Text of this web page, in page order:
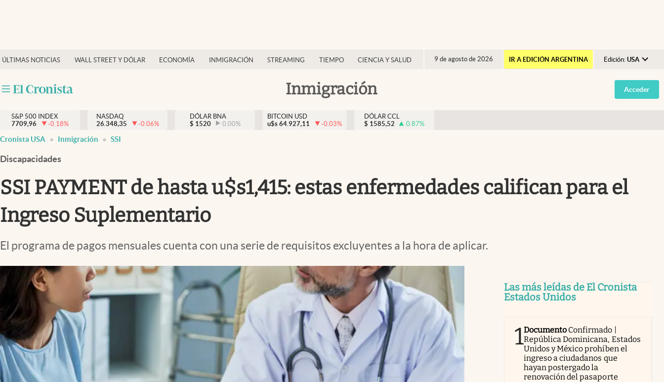
ÚLTIMAS NOTICIAS WALL STREET Y DÓLAR ECONOMÍA INMIGRACIÓN STREAMING TIEMPO CIENCIA Y SALUD 9 de agosto de 2026 IR A EDICIÓN ARGENTINA Edición: USA
Argentina
España
Inmigración
Finanzas y economía
Inmigración
Trending
Streaming
PC y mobile
Lifestyle
Acceder
S&P 500 INDEX
7709,96
-0.18%
NASDAQ
26.348,35
-0.06%
DÓLAR BNA
$ 1520 0.00%
BITCOIN USD
u$s 64.927,11 -0.03%
DÓLAR CCL
$ 1585,52 0.87%
Cronista USA Inmigración SSI
Discapacidades
SSI PAYMENT de hasta u$s1,415: estas enfermedades califican para el
Ingreso Suplementario
El programa de pagos mensuales cuenta con una serie de requisitos excluyentes a la hora de aplicar.
Las más leídas de El Cronista
Estados Unidos
1Documento Confirmado |
República Dominicana, Estados
Unidos y México prohíben el
ingreso a ciudadanos que
hayan postergado la
renovación del pasaporte